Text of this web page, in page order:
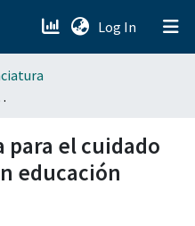
Log In (current)
educación media
para el cuidado
educación